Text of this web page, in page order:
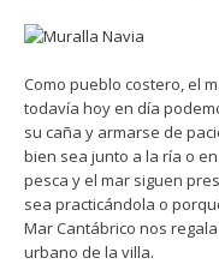
Como pueblo costero, el
todavía hoy en día
su caña y armarse de
bien sea junto a la ría o
pesca y el mar siguen
sea practicándola o
Mar Cantábrico nos
urbano de la villa.